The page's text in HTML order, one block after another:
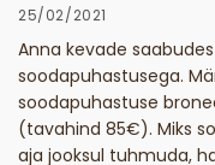
25/02/2021
Anna kevade
soodapuhastusega.
soodapuhastuse
(tavahind 85€). Miks
aja jooksul tuhmuda,